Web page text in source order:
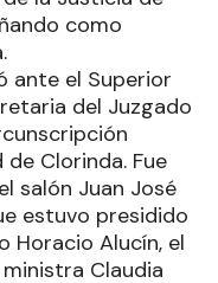
como
ante el Superior
del Juzgado
Clorinda. Fue
salón Juan José
estuvo presidido
Horacio Alucín, el
Claudia